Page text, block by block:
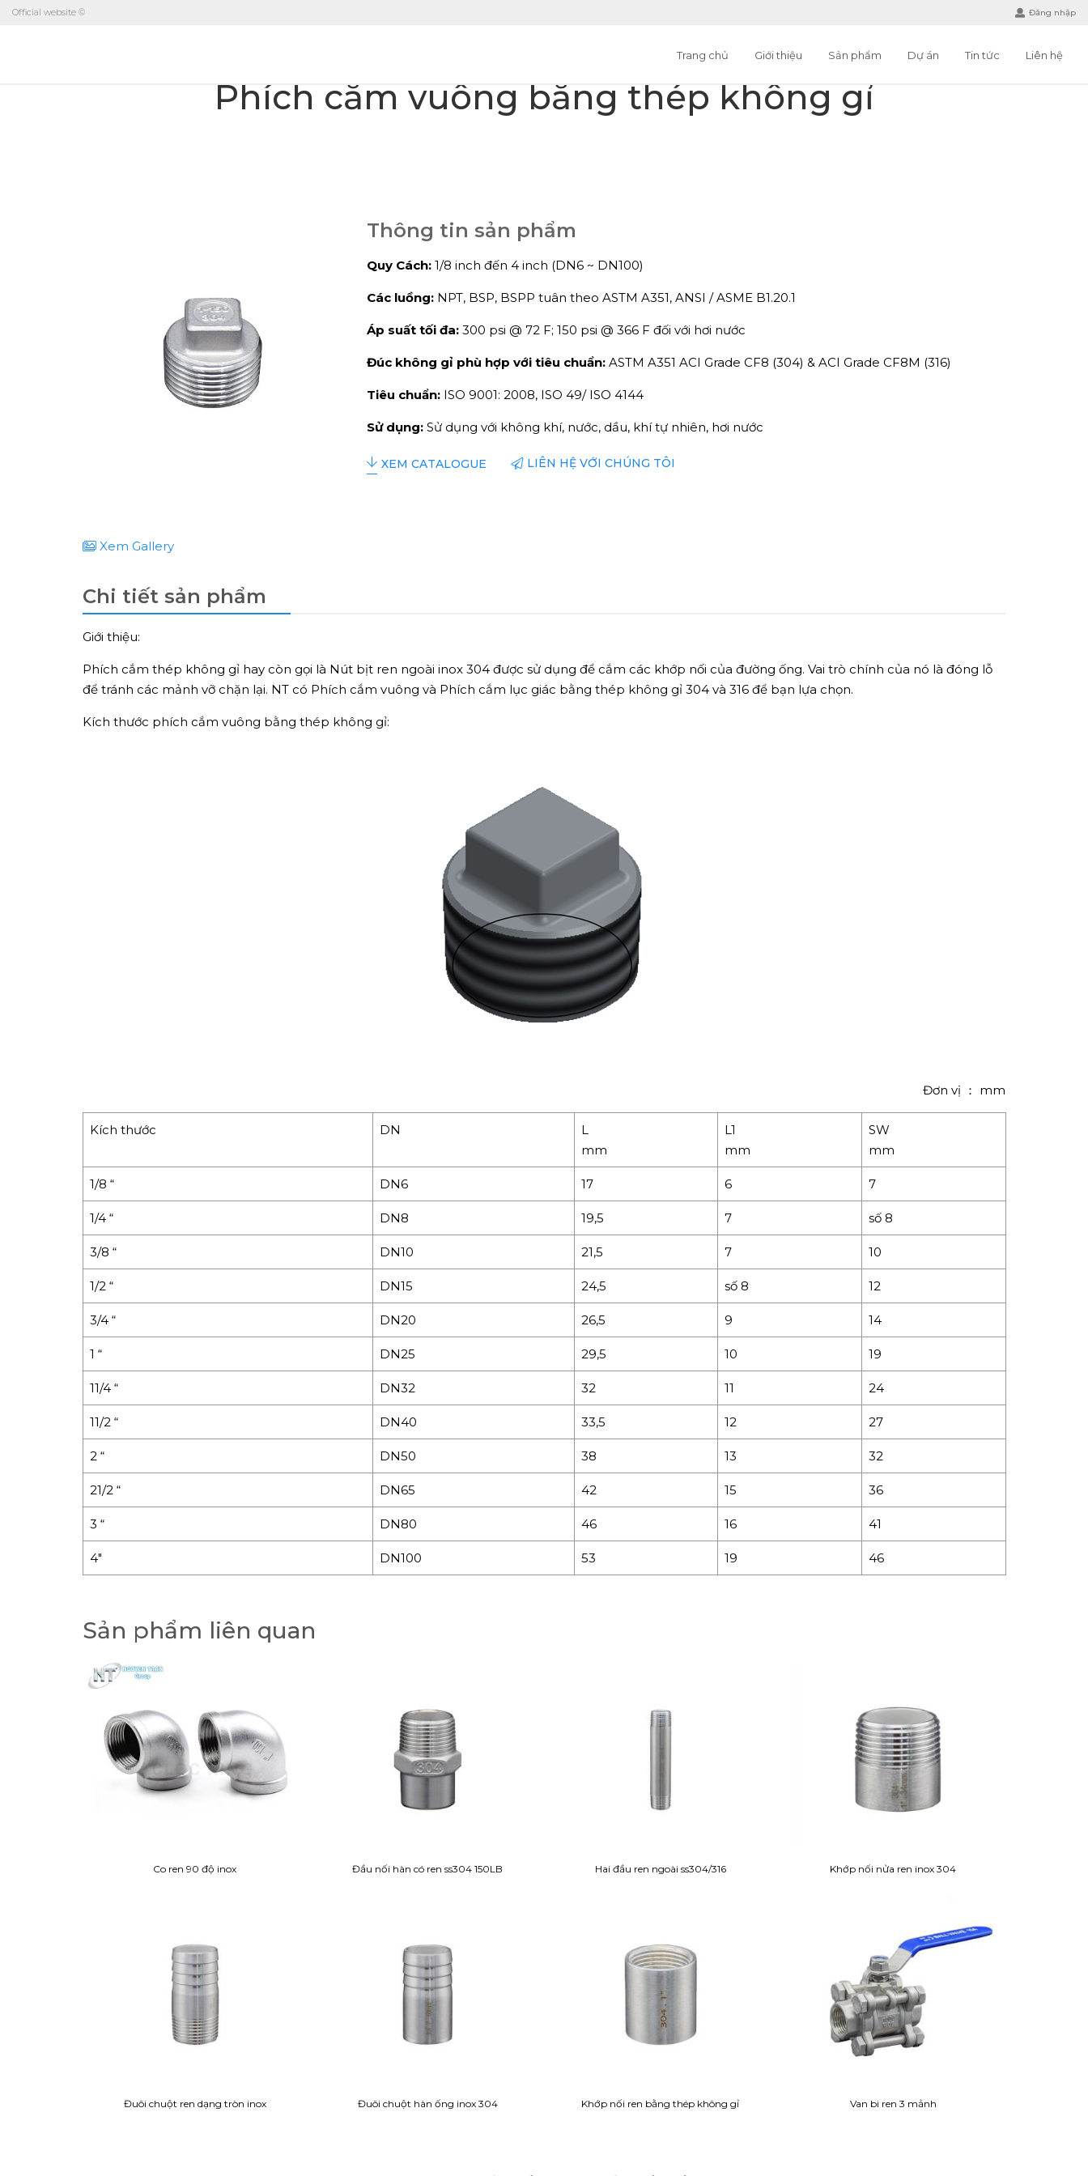
Official website © Đăng nhập
Trang chủ Giới thiệu Sản phẩm Dự án Tin tức Liên hệ
Phích cắm vuông bằng thép không gỉ
Xem Gallery
Thông tin sản phẩm
Quy Cách: 1/8 inch đến 4 inch (DN6 ~ DN100)
Các luồng: NPT, BSP, BSPP tuân theo ASTM A351, ANSI / ASME B1.20.1
Áp suất tối đa: 300 psi @ 72 F; 150 psi @ 366 F đối với hơi nước
Đúc không gỉ phù hợp với tiêu chuẩn: ASTM A351 ACI Grade CF8 (304) & ACI Grade CF8M (316)
Tiêu chuẩn: ISO 9001: 2008, ISO 49/ ISO 4144
Sử dụng: Sử dụng với không khí, nước, dầu, khí tự nhiên, hơi nước
XEM CATALOGUE LIÊN HỆ VỚI CHÚNG TÔI
Chi tiết sản phẩm
Giới thiệu:
Phích cắm thép không gỉ hay còn gọi là Nút bịt ren ngoài inox 304 được sử dụng để cắm các khớp nối của đường ống. Vai trò chính của nó là đóng lỗ
để tránh các mảnh vỡ chặn lại. NT có Phích cắm vuông và Phích cắm lục giác bằng thép không gỉ 304 và 316 để bạn lựa chọn.
Kích thước phích cắm vuông bằng thép không gỉ:
Đơn vị ： mm
Kích thước DN
L
mm
L1
mm
SW
mm
1/8 “ DN6 17 6 7
1/4 “ DN8 19,5 7 số 8
3/8 “ DN10 21,5 7 10
1/2 “ DN15 24,5 số 8 12
3/4 “ DN20 26,5 9 14
1 “ DN25 29,5 10 19
11/4 “ DN32 32 11 24
11/2 “ DN40 33,5 12 27
2 “ DN50 38 13 32
21/2 “ DN65 42 15 36
3 “ DN80 46 16 41
4″ DN100 53 19 46
Sản phẩm liên quan
Co ren 90 độ inox Đầu nối hàn có ren ss304 150LB Hai đầu ren ngoài ss304/316 Khớp nối nửa ren inox 304
Đuôi chuột ren dạng tròn inox Đuôi chuột hàn ống inox 304 Khớp nối ren bằng thép không gỉ Van bi ren 3 mảnh